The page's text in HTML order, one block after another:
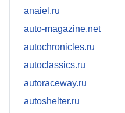
anaiel.ru
auto-magazine.net
autochronicles.ru
autoclassics.ru
autoraceway.ru
autoshelter.ru